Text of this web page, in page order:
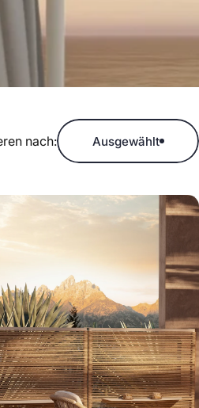
nach: Ausgewählt